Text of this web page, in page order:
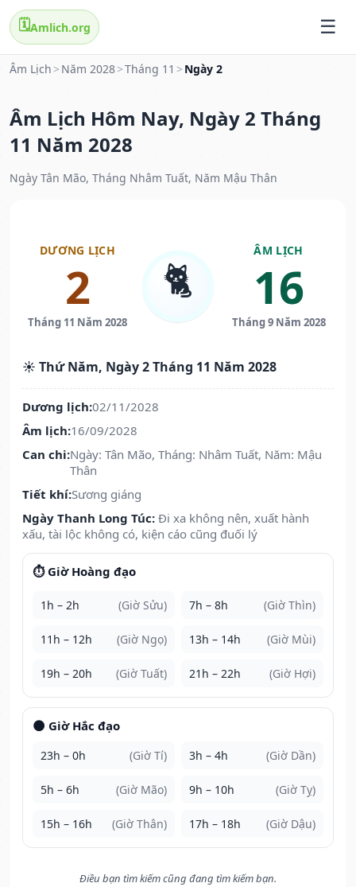
🗓️Amlich.org
Âm Lịch > Năm 2028>Tháng 11 > Ngày 2
Âm Lịch Hôm Nay, Ngày 2 Tháng
11 Năm 2028
Ngày Tân Mão, Tháng Nhâm Tuất, Năm Mậu Thân
DƯƠNG LỊCH
2
Tháng 11 Năm 2028
🐈
ÂM LỊCH
16
Tháng 9 Năm 2028
☀️ Thứ Năm, Ngày 2 Tháng 11 Năm 2028
Dương lịch:02/11/2028
Âm lịch:16/09/2028
Can chi:Ngày: Tân Mão, Tháng: Nhâm Tuất, Năm: Mậu
Thân
Tiết khí:Sương giáng
Ngày Thanh Long Túc: Đi xa không nên, xuất hành
xấu, tài lộc không có, kiện cáo cũng đuối lý
⏱️ Giờ Hoàng đạo
1h – 2h (Giờ Sửu) 7h – 8h (Giờ Thìn)
11h – 12h (Giờ Ngọ) 13h – 14h (Giờ Mùi)
19h – 20h (Giờ Tuất) 21h – 22h (Giờ Hợi)
🌑 Giờ Hắc đạo
23h – 0h (Giờ Tí) 3h – 4h (Giờ Dần)
5h – 6h (Giờ Mão) 9h – 10h (Giờ Tỵ)
15h – 16h (Giờ Thân) 17h – 18h (Giờ Dậu)
Điều bạn tìm kiếm cũng đang tìm kiếm bạn.